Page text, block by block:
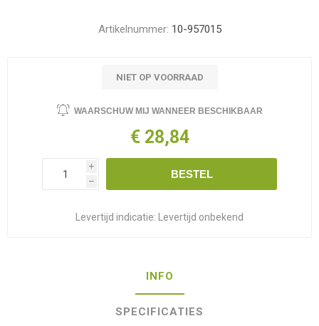
Artikelnummer: 10-957015
NIET OP VOORRAAD
WAARSCHUW MIJ WANNEER BESCHIKBAAR
€ 28,84
i
h
BESTEL
Levertijd indicatie: Levertijd onbekend
INFO
SPECIFICATIES